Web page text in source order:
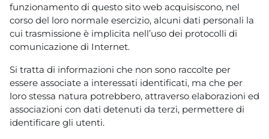
funzionamento di questo sito web acquisiscono, nel
corso del loro normale esercizio, alcuni dati personali la
cui trasmissione è implicita nell’uso dei protocolli di
comunicazione di Internet.
Si tratta di informazioni che non sono raccolte per
essere associate a interessati identificati, ma che per
loro stessa natura potrebbero, attraverso elaborazioni ed
associazioni con dati detenuti da terzi, permettere di
identificare gli utenti.